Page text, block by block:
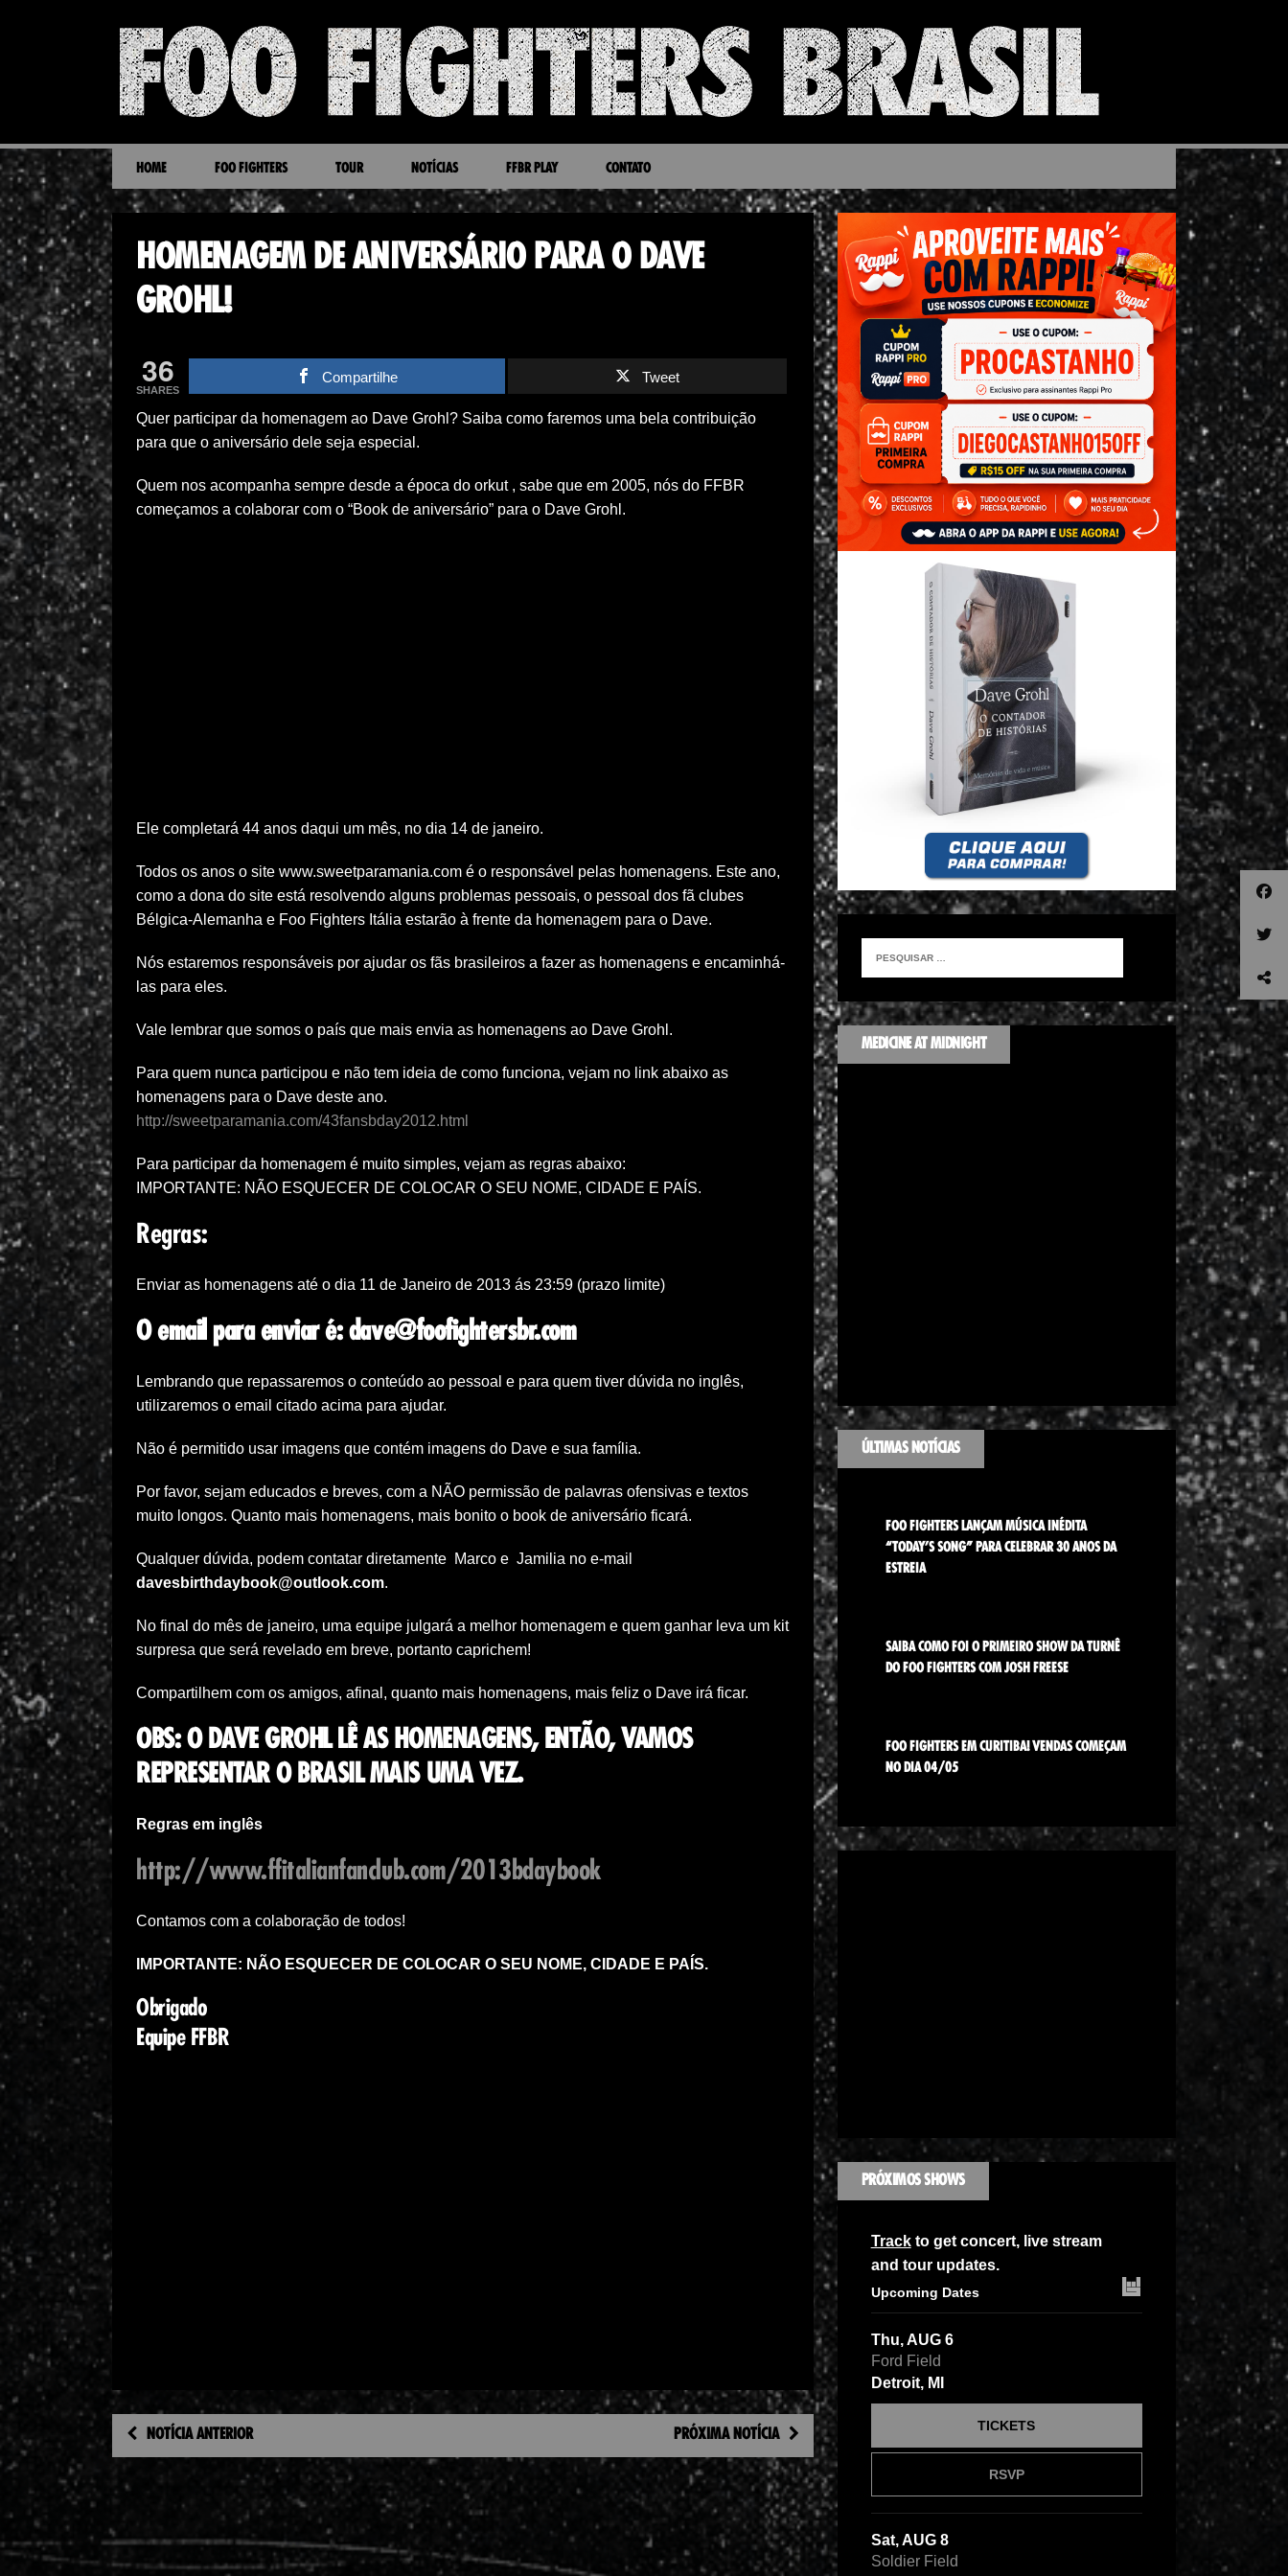
HOME FOO FIGHTERS TOUR NOTÍCIAS FFBR PLAY CONTATO
HOMENAGEM DE ANIVERSÁRIO PARA O DAVE
GROHL!
36
SHARES
Compartilhe Tweet
Quer participar da homenagem ao Dave Grohl? Saiba como faremos uma bela contribuição
para que o aniversário dele seja especial.
Quem nos acompanha sempre desde a época do orkut , sabe que em 2005, nós do FFBR
começamos a colaborar com o “Book de aniversário” para o Dave Grohl.
Ele completará 44 anos daqui um mês, no dia 14 de janeiro.
Todos os anos o site www.sweetparamania.com é o responsável pelas homenagens. Este ano,
como a dona do site está resolvendo alguns problemas pessoais, o pessoal dos fã clubes
Bélgica-Alemanha e Foo Fighters Itália estarão à frente da homenagem para o Dave.
Nós estaremos responsáveis por ajudar os fãs brasileiros a fazer as homenagens e encaminhá-
las para eles.
Vale lembrar que somos o país que mais envia as homenagens ao Dave Grohl.
Para quem nunca participou e não tem ideia de como funciona, vejam no link abaixo as
homenagens para o Dave deste ano.
http://sweetparamania.com/43fansbday2012.html
Para participar da homenagem é muito simples, vejam as regras abaixo:
IMPORTANTE: NÃO ESQUECER DE COLOCAR O SEU NOME, CIDADE E PAÍS.
Regras:
Enviar as homenagens até o dia 11 de Janeiro de 2013 ás 23:59 (prazo limite)
O email para enviar é:dave@foofightersbr.com
Lembrando que repassaremos o conteúdo ao pessoal e para quem tiver dúvida no inglês,
utilizaremos o email citado acima para ajudar.
Não é permitido usar imagens que contém imagens do Dave e sua família.
Por favor, sejam educados e breves, com a NÃO permissão de palavras ofensivas e textos
muito longos. Quanto mais homenagens, mais bonito o book de aniversário ficará.
Qualquer dúvida, podem contatar diretamente Marco e Jamilia no e-mail
davesbirthdaybook@outlook.com.
No final do mês de janeiro, uma equipe julgará a melhor homenagem e quem ganhar leva um kit
surpresa que será revelado em breve, portanto caprichem!
Compartilhem com os amigos, afinal, quanto mais homenagens, mais feliz o Dave irá ficar.
OBS: O DAVE GROHL LÊ AS HOMENAGENS, ENTÃO, VAMOS
REPRESENTAR O BRASIL MAIS UMA VEZ.
Regras em inglês
http://www.ffitalianfanclub.com/2013bdaybook
Contamos com a colaboração de todos!
IMPORTANTE: NÃO ESQUECER DE COLOCAR O SEU NOME, CIDADE E PAÍS.
Obrigado
Equipe FFBR
NOTÍCIA ANTERIOR PRÓXIMA NOTÍCIA
MEDICINE AT MIDNIGHT
ÚLTIMAS NOTÍCIAS
FOO FIGHTERS LANÇAM MÚSICA INÉDITA
“TODAY’S SONG” PARA CELEBRAR 30 ANOS DA
ESTREIA
SAIBA COMO FOI O PRIMEIRO SHOW DA TURNÊ
DO FOO FIGHTERS COM JOSH FREESE
FOO FIGHTERS EM CURITIBA! VENDAS COMEÇAM
NO DIA 04/05
PRÓXIMOS SHOWS
Trackto get concert, live stream
and tour updates.
Upcoming Dates
Thu, AUG 6
Ford Field
Detroit, MI
RSVP
TICKETS
Sat, AUG 8
Soldier Field